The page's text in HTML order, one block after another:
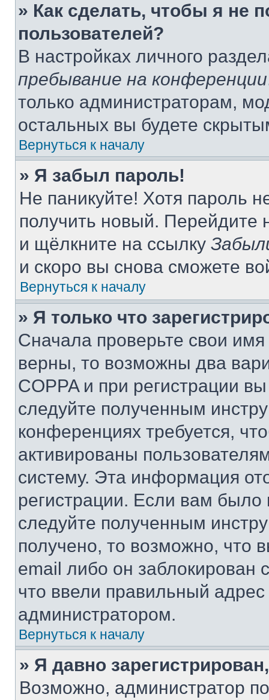
» Как сделать, чтобы я не
пользователей?
В настройках личного
пребывание на конференции
только администраторам,
остальных вы будете
Вернуться к началу
» Я забыл пароль!
Не паникуйте! Хотя пароль
получить новый. Перейдите
и щёлкните на ссылку
и скоро вы снова сможете
Вернуться к началу
» Я только что
Сначала проверьте свои
верны, то возможны два
COPPA и при регистрации
следуйте полученным
конференциях требуется,
активированы
систему. Эта информация
регистрации. Если вам
следуйте полученным
получено, то возможно, что
email либо он
что ввели правильный адрес
администратором.
Вернуться к началу
» Я давно
Возможно, администратор